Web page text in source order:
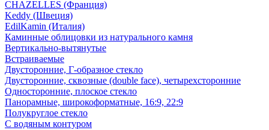
CHAZELLES (Франция)
Keddy (Швеция)
EdilKamin (Италия)
Каминные облицовки из натурального камня
Вертикально-вытянутые
Встраиваемые
Двусторонние, Г-образное стекло
Двусторонние, сквозные (double face), четырехсторонние
Односторонние, плоское стекло
Панорамные, широкоформатные, 16:9, 22:9
Полукруглое стекло
С водяным контуром